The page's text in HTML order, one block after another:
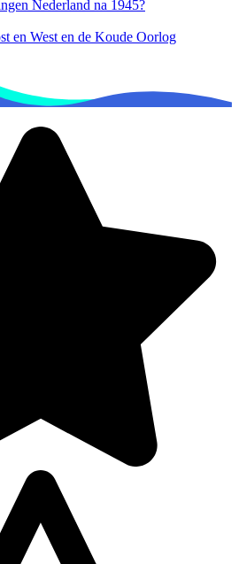
Nederland na 1945?
en West en de Koude Oorlog